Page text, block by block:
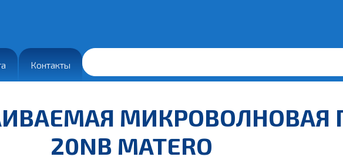
Контакты
МИКРОВОЛНОВАЯ
20NB MATERO